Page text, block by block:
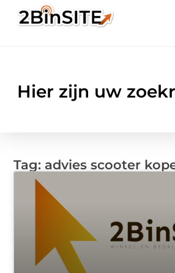
Hier zijn uw
Tag: advies scooter